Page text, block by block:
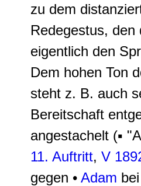
zu dem
Redegestus, den
eigentlich den
Dem hohen Ton
steht z. B. auch
Bereitschaft
angestachelt (▪ "
11. Auftritt, V
gegen • Adam